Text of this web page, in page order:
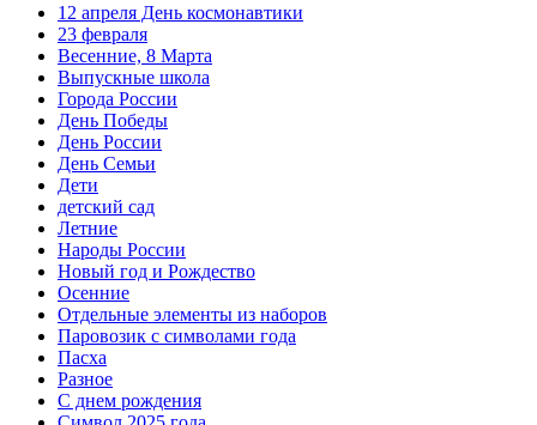
12 апреля День космонавтики
23 февраля
Весенние, 8 Марта
Выпускные школа
Города России
День Победы
День России
День Семьи
Дети
детский сад
Летние
Народы России
Новый год и Рождество
Осенние
Отдельные элементы из наборов
Паровозик с символами года
Пасха
Разное
С днем рождения